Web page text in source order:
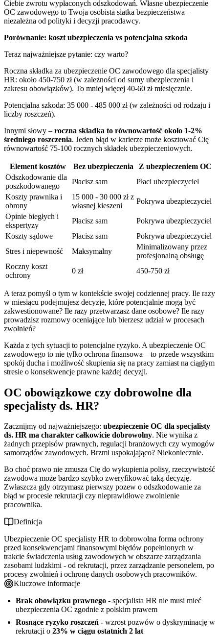
Ciebie zwrotu wypłaconych odszkodowań. Własne ubezpieczenie
OC zawodowego to Twoja osobista siatka bezpieczeństwa –
niezależna od polityki i decyzji pracodawcy.
Porównanie: koszt ubezpieczenia vs potencjalna szkoda
Teraz najważniejsze pytanie: czy warto?
Roczna składka za ubezpieczenie OC zawodowego dla specjalisty
HR: około 450-750 zł (w zależności od sumy ubezpieczenia i
zakresu obowiązków). To mniej więcej 40-60 zł miesięcznie.
Potencjalna szkoda: 35 000 - 485 000 zł (w zależności od rodzaju i
liczby roszczeń).
Innymi słowy – roczna składka to równowartość około 1-2%
średniego roszczenia. Jeden błąd w karierze może kosztować Cię
równowartość 75-100 rocznych składek ubezpieczeniowych.
Element kosztów Bez ubezpieczenia
Z ubezpieczeniem OC
Odszkodowanie dla
poszkodowanego
Płacisz sam
Płaci ubezpieczyciel
Koszty prawnika i
obrony
15 000 - 30 000 zł z
własnej kieszeni
Pokrywa ubezpieczyciel
Opinie biegłych i
ekspertyzy
Płacisz sam
Pokrywa ubezpieczyciel
Koszty sądowe
Płacisz sam
Pokrywa ubezpieczyciel
Stres i niepewność
Maksymalny
Minimalizowany przez
profesjonalną obsługę
Roczny koszt
ochrony
0 zł 450-750 zł
A teraz pomyśl o tym w kontekście swojej codziennej pracy. Ile razy
w miesiącu podejmujesz decyzje, które potencjalnie mogą być
zakwestionowane? Ile razy przetwarzasz dane osobowe? Ile razy
prowadzisz rozmowy oceniające lub bierzesz udział w procesach
zwolnień?
Każda z tych sytuacji to potencjalne ryzyko. A ubezpieczenie OC
zawodowego to nie tylko ochrona finansowa – to przede wszystkim
spokój ducha i możliwość skupienia się na pracy zamiast na ciągłym
stresie o konsekwencje prawne każdej decyzji.
OC obowiązkowe czy dobrowolne dla
specjalisty ds. HR?
Zacznijmy od najważniejszego: ubezpieczenie OC dla specjalisty
ds. HR ma charakter całkowicie dobrowolny. Nie wynika z
żadnych przepisów prawnych, regulacji branżowych czy wymogów
samorządów zawodowych. Brzmi uspokajająco? Niekoniecznie.
Bo choć prawo nie zmusza Cię do wykupienia polisy, rzeczywistość
zawodowa może bardzo szybko zweryfikować taką decyzję.
Zwłaszcza gdy otrzymasz pierwszy pozew o odszkodowanie za
błąd w procesie rekrutacji czy nieprawidłowe zwolnienie
pracownika.
Definicja
Ubezpieczenie OC specjalisty HR to dobrowolna forma ochrony
przed konsekwencjami finansowymi błędów popełnionych w
trakcie świadczenia usług zawodowych w obszarze zarządzania
zasobami ludzkimi - od rekrutacji, przez zarządzanie personelem, po
procesy zwolnień i ochronę danych osobowych pracowników.
Kluczowe informacje
Brak obowiązku prawnego - specjalista HR nie musi mieć
ubezpieczenia OC zgodnie z polskim prawem
Rosnące ryzyko roszczeń - wzrost pozwów o dyskryminację w
rekrutacji o 23% w ciągu ostatnich 2 lat